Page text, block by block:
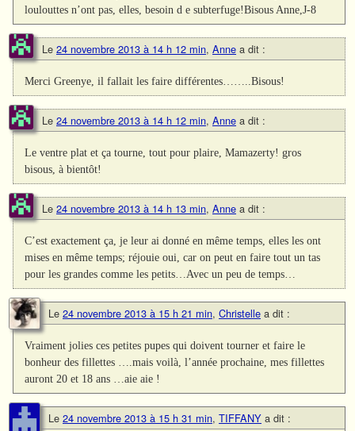
loulouttes n’ont pas, elles, besoin d e subterfuge!Bisous Anne,J-8
Le 24 novembre 2013 à 14 h 12 min, Anne a dit :
Merci Greenye, il fallait les faire différentes……..Bisous!
Le 24 novembre 2013 à 14 h 12 min, Anne a dit :
Le ventre plat et ça tourne, tout pour plaire, Mamazerty! gros
bisous, à bientôt!
Le 24 novembre 2013 à 14 h 13 min, Anne a dit :
C’est exactement ça, je leur ai donné en même temps, elles les ont
mises en même temps; réjouie oui, car on peut en faire tout un tas
pour les grandes comme les petits…Avec un peu de temps…
Le 24 novembre 2013 à 15 h 21 min, Christelle a dit :
Vraiment jolies ces petites pupes qui doivent tourner et faire le
bonheur des fillettes ….mais voilà, l’année prochaine, mes fillettes
auront 20 et 18 ans …aie aie !
Le 24 novembre 2013 à 15 h 31 min, TIFFANY a dit :